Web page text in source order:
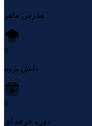
مدرس ماهر
0
دانش پژوه
0
دوره حرفه ای